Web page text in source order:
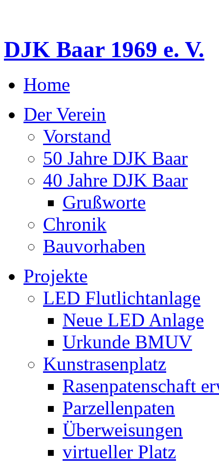
DJK Baar 1969 e. V.
Home
Der Verein
Vorstand
50 Jahre DJK Baar
40 Jahre DJK Baar
Grußworte
Chronik
Bauvorhaben
Projekte
LED Flutlichtanlage
Neue LED Anlage
Urkunde BMUV
Kunstrasenplatz
Rasenpatenschaft
Parzellenpaten
Überweisungen
virtueller Platz